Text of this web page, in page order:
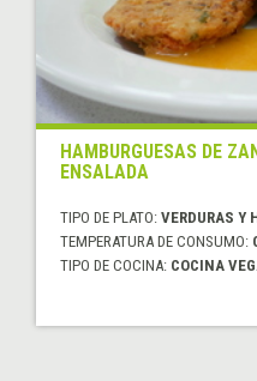
HAMBURGUESAS DE
ENSALADA
TIPO DE PLATO: VERDURAS Y
TEMPERATURA DE CONSUMO:
TIPO DE COCINA: COCINA